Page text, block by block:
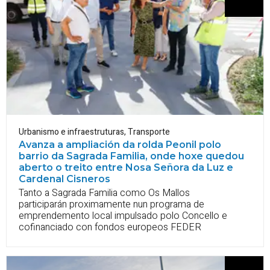
Urbanismo e infraestruturas,Transporte
Avanza a ampliación da rolda Peonil polo
barrio da Sagrada Familia, onde hoxe quedou
aberto o treito entre Nosa Señora da Luz e
Cardenal Cisneros
Tanto a Sagrada Familia como Os Mallos
participarán proximamente nun programa de
emprendemento local impulsado polo Concello e
cofinanciado con fondos europeos FEDER